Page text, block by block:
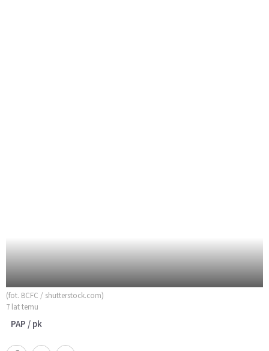
(fot. BCFC / shutterstock.com)
7 lat temu
PAP / pk